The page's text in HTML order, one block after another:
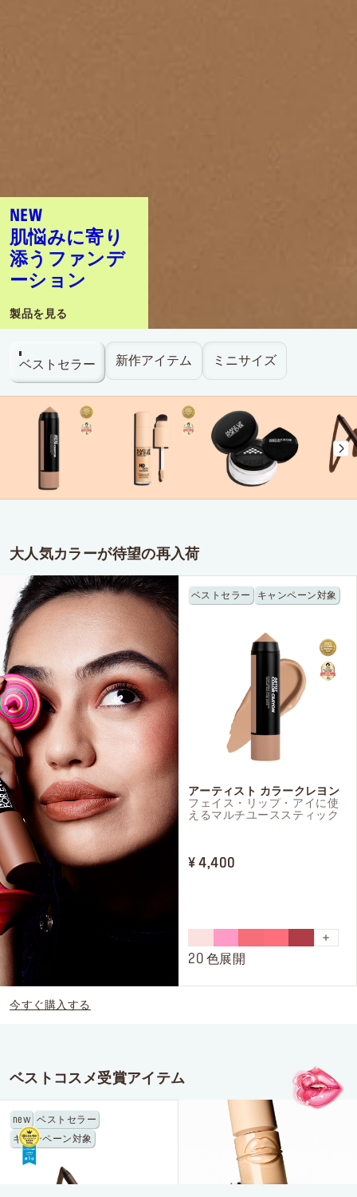
メイクアップフォーエバーの世界へようこそ！
新製品やイベントなど最新情報をお届け。
メールのご登録後、公式ウェブサイトで
初めて注文された方に
をプレゼン
ト !
ォーエバーが個人情報を元にご案内内容をパーソナライズすることを許可しま
す。また、私は16歳以上であることを認めます。*詳細はプライバシーポリシー
をご確認ください。
NEW
肌悩みに寄り
添うファンデ
ーション
製品を見る
ベストセラー 新作アイテム ミニサイズ
大人気カラーが待望の再入荷
ベストセラー キャンペーン対象
アーティスト カラークレヨン
フェイス・リップ・アイに使
えるマルチユーススティック
¥ 4,400
20 色展開
今すぐ購入する
ベストコスメ受賞アイテム
new
ベストセラー
キャンペーン対象